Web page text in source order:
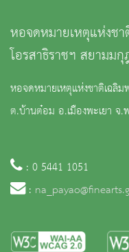
หอจดหมายเหตุแห่งช
โอรสาธิราชฯ สยามม
หอจดหมายเหตุแห่งชาติเฉลิ
ต.บ้านต๋อม อ.เมืองพะเยา จ
: 0 5441 1051
: